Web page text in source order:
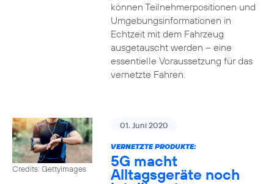
können Teilnehmerpositionen und
Umgebungsinformationen in
Echtzeit mit dem Fahrzeug
ausgetauscht werden – eine
essentielle Voraussetzung für das
vernetzte Fahren.
Credits: Gettyimages
01. Juni 2020
VERNETZTE PRODUKTE:
5G macht
Alltagsgeräte noch